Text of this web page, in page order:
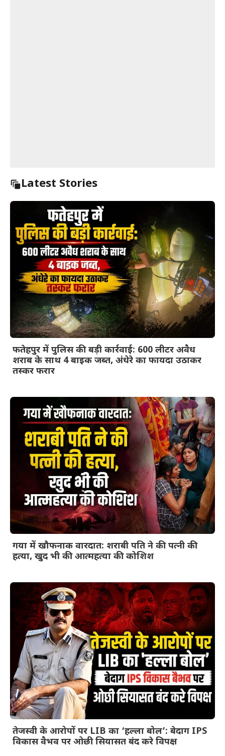
Latest Stories
फतेहपुर में पुलिस की बड़ी कार्रवाई: 600 लीटर अवैध
शराब के साथ 4 बाइक जब्त, अंधेरे का फायदा उठाकर
तस्कर फरार
गया में खौफनाक वारदात: शराबी पति ने की पत्नी की
हत्या, खुद भी की आत्महत्या की कोशिश
तेजस्वी के आरोपों पर LIB का ‘हल्ला बोल’: बेदाग IPS
विकास वैभव पर ओछी सियासत बंद करे विपक्ष